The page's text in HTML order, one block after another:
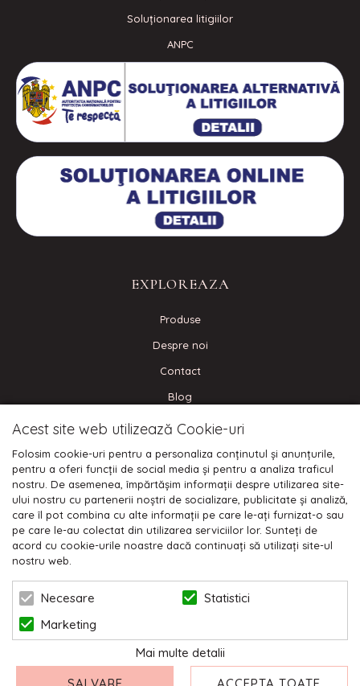
© 2026 NIKODO | POWERED BY
Soluționarea litigiilor
ANPC
EXPLOREAZA
Produse
Despre noi
Contact
Blog
CONECTEAZA-TE
Plata cu cardul:
Acest site web utilizează Cookie-uri
Folosim cookie-uri pentru a personaliza conținutul și anunțurile,
pentru a oferi funcții de social media și pentru a analiza traficul
nostru. De asemenea, împărtășim informații despre utilizarea site-
ului nostru cu partenerii noștri de socializare, publicitate și analiză,
care îl pot combina cu alte informații pe care le-ați furnizat-o sau
pe care le-au colectat din utilizarea serviciilor lor. Sunteți de
acord cu cookie-urile noastre dacă continuați să utilizați site-ul
nostru web.
Necesare
Statistici
Marketing
Mai multe detalii